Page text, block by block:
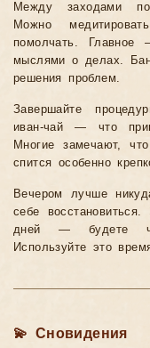
Между заходами
Можно
помолчать.
мыслями о делах.
решения проблем.
Завершайте
иван-чай — что
Многие замечают,
спится особенно
Вечером лучше
себе
дней — будете
Используйте это
💫 Сновидения